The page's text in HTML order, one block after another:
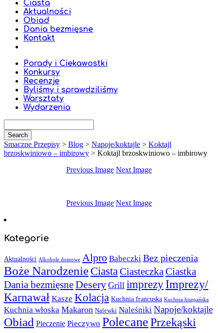
Ciasta
Aktualności
Obiad
Dania bezmięsne
Kontakt
Porady i Ciekawostki
Konkursy
Recenzje
Byliśmy i sprawdziliśmy
Warsztaty
Wydarzenia
Smaczne Przepisy > Blog > Napoje/koktajle > Koktajl
brzoskwiniowo – imbirowy > Koktajl brzoskwiniowo – imbirowy
Previous Image Next Image
Previous Image Next Image
Kategorie
Aktualności Alkohole domowe Alpro Babeczki Bez pieczenia
Boże NarodzenieCiastaCiasteczkaCiastka
Dania bezmięsneDesery Grill imprezy Imprezy/
Karnawał Kasze Kolacja Kuchnia francuska Kuchnia hiszpańska
Kuchnia włoska Makaron Nalewki Naleśniki Napoje/koktajle
Obiad Pieczenie Pieczywo PolecanePrzekąski